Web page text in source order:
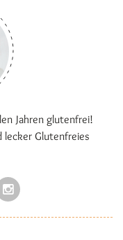
Jahren glutenfrei!
lecker Glutenfreies